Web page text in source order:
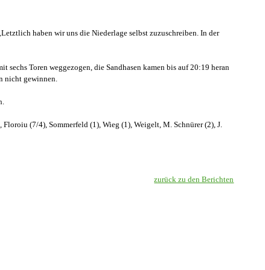
haben wir uns die Niederlage selbst zuzuschreiben. In der
sechs Toren weggezogen, die Sandhasen kamen bis auf 20:19 heran
nicht gewinnen.
(7/4), Sommerfeld (1), Wieg (1), Weigelt, M. Schnürer (2), J.
zurück zu den Berichten